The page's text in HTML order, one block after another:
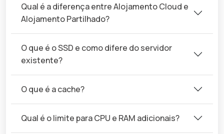
Qual é a diferença entre Alojamento Cloud e
Alojamento Partilhado?
O que é o SSD e como difere do servidor
existente?
O que é a cache?
Qual é o limite para CPU e RAM adicionais?